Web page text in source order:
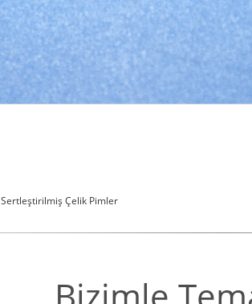
Sertleştirilmiş Çelik Pimler